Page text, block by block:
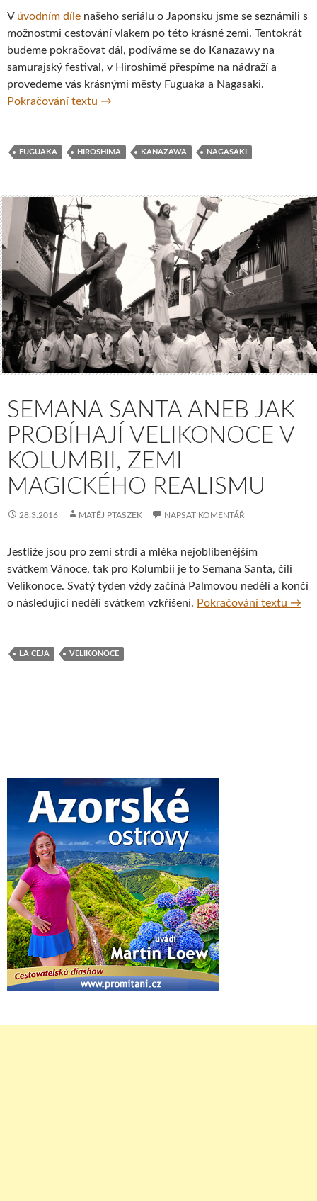
V úvodním díle našeho seriálu o Japonsku jsme se seznámili s
možnostmi cestování vlakem po této krásné zemi. Tentokrát
budeme pokračovat dál, podíváme se do Kanazawy na
samurajský festival, v Hiroshimě přespíme na nádraží a
provedeme vás krásnými městy Fuguaka a Nagasaki.
Pokračování textu Cesta napříč Japonskem – samurajský
→
FUGUAKA HIROSHIMA KANAZAWA NAGASAKI
SEMANA SANTA ANEB JAK
PROBÍHAJÍ VELIKONOCE V
KOLUMBII, ZEMI
MAGICKÉHO REALISMU
28.3.2016 MATĚJ PTASZEK NAPSAT KOMENTÁŘ
Jestliže jsou pro zemi strdí a mléka nejoblíbenějším
svátkem Vánoce, tak pro Kolumbii je to Semana Santa, čili
Velikonoce. Svatý týden vždy začíná Palmovou nedělí a končí
o následující neděli svátkem vzkříšení. Pokračování textu →
LA CEJA VELIKONOCE